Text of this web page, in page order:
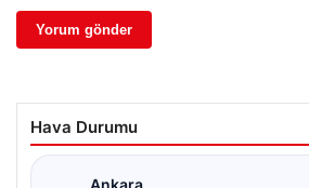
Hava Durumu
Ankara